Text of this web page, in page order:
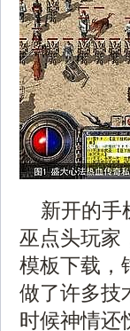
新开的手
巫点头玩家
模板下载
做了许多
时候神情还